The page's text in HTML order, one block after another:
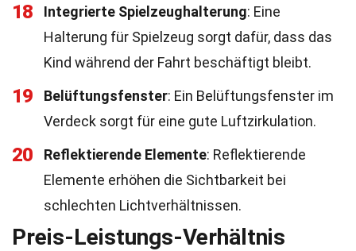
18 Integrierte Spielzeughalterung: Eine
Halterung für Spielzeug sorgt dafür, dass das
Kind während der Fahrt beschäftigt bleibt.
19 Belüftungsfenster: Ein Belüftungsfenster im
Verdeck sorgt für eine gute Luftzirkulation.
20 Reflektierende Elemente: Reflektierende
Elemente erhöhen die Sichtbarkeit bei
schlechten Lichtverhältnissen.
Preis-Leistungs-Verhältnis